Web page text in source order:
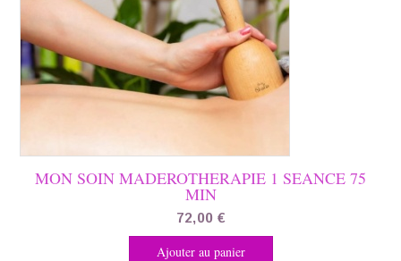
MON SOIN MADEROTHERAPIE 1 SEANCE 75
MIN
72,00 €
Ajouter au panier